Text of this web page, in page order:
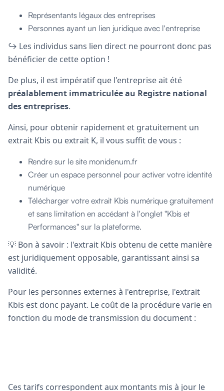
Représentants légaux des entreprises
Personnes ayant un lien juridique avec l'entreprise
↪︎ Les individus sans lien direct ne pourront donc pas
bénéficier de cette option !
De plus, il est impératif que l'entreprise ait été
préalablement immatriculée au Registre national
des entreprises.
Ainsi, pour obtenir rapidement et gratuitement un
extrait Kbis ou extrait K, il vous suffit de vous :
Rendre sur le site monidenum.fr
Créer un espace personnel pour activer votre identité
numérique
Télécharger votre extrait Kbis numérique gratuitement
et sans limitation en accédant à l'onglet "Kbis et
Performances" sur la plateforme.
💡 Bon à savoir : l'extrait Kbis obtenu de cette manière
est juridiquement opposable, garantissant ainsi sa
validité.
Pour les personnes externes à l'entreprise, l'extrait
Kbis est donc payant. Le coût de la procédure varie en
fonction du mode de transmission du document :
Ces tarifs correspondent aux montants mis à jour le